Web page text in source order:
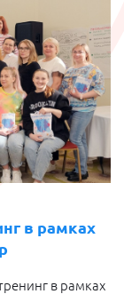
в рамках
в рамках